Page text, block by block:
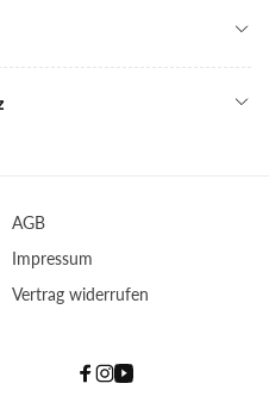
AGB
Impressum
Vertrag widerrufen
Facebook
Instagram
YouTube